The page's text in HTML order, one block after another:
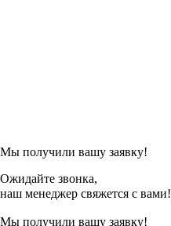
Мы получили вашу заявку!
Ожидайте звонка,
наш менеджер свяжется с вами!
Мы получили вашу заявку!